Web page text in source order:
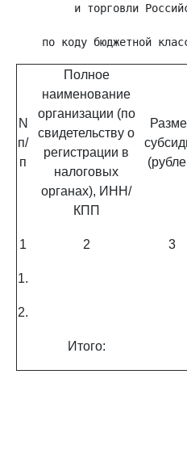
и торговли
N
п/
п
Полное
наименование
организации (по
свидетельству о
регистрации в
налоговых
органах), ИНН/
КПП
1 2 3
1.
2.
Итого: